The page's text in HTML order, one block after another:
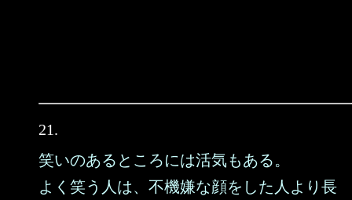
21.
笑いのあるところには活気もある。
よく笑う人は、不機嫌な顔をした人より長